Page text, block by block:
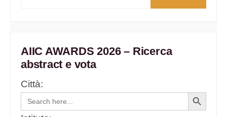
AIIC AWARDS 2026 – Ricerca
abstract e vota
Città:
Search
for:
Search
Button